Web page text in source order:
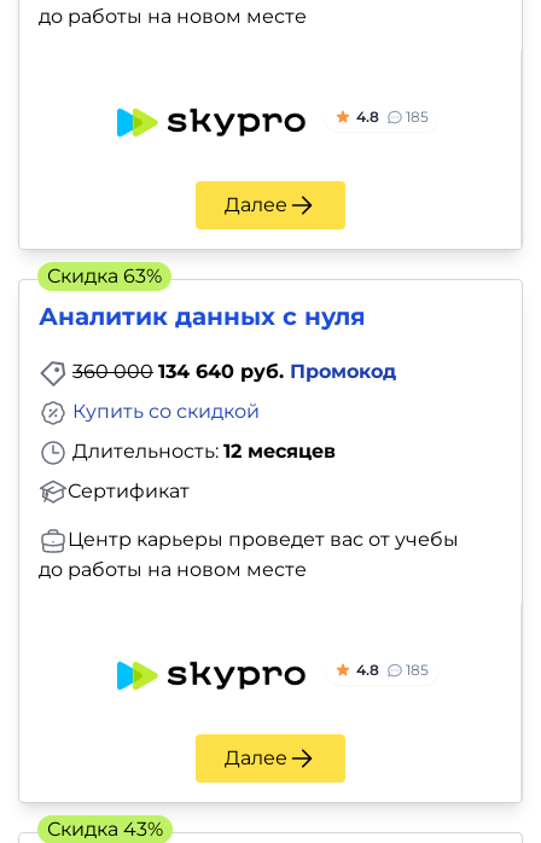
до работы на новом месте
4.8 185
Далее
Аналитик данных с нуля
360 000 134 640 руб. Промокод
Длительность: 12 месяцев
Сертификат
Купить со скидкой
Центр карьеры проведет вас от учебы
до работы на новом месте
4.8 185
Далее
Скидка 63%
Скидка 43%